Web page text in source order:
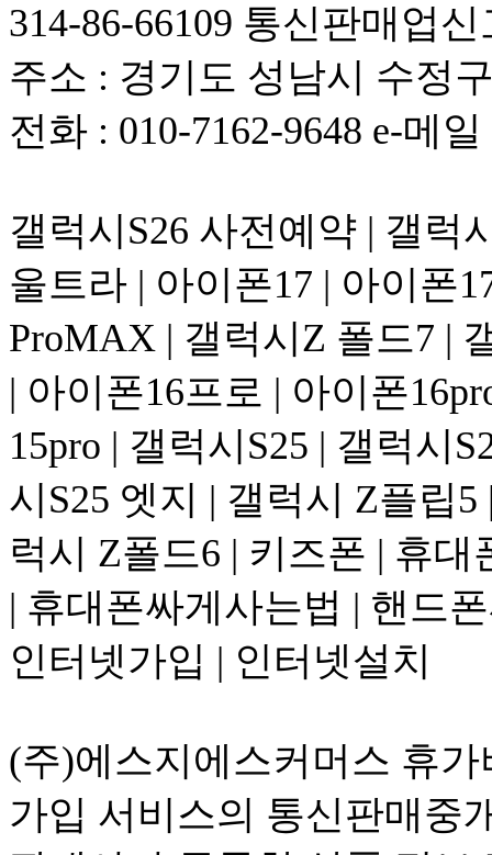
314-86-66109 통신판매업
주소 : 경기도 성남시 수정
전화 : 010-7162-9648 e-메
갤럭시S26 사전예약 | 갤럭
울트라 | 아이폰17 | 아이폰
ProMAX | 갤럭시Z 폴드7 |
| 아이폰16프로 | 아이폰
15pro | 갤럭시S25 | 갤럭시
시S25 엣지 | 갤럭시 Z플립
럭시 Z폴드6 | 키즈폰 | 휴
| 휴대폰싸게사는법 | 핸드
인터넷가입 | 인터넷설치
(주)에스지에스커머스 휴
가입 서비스의 통신판매중